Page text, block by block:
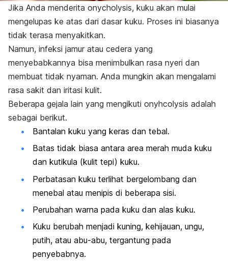
Jika Anda menderita onycholysis, kuku akan mulai
mengelupas ke atas dari dasar kuku. Proses ini biasanya
tidak terasa menyakitkan.
Namun, infeksi jamur atau cedera yang
menyebabkannya bisa menimbulkan rasa nyeri dan
membuat tidak nyaman. Anda mungkin akan mengalami
rasa sakit dan iritasi kulit.
Beberapa gejala lain yang mengikuti onyhcolysis adalah
sebagai berikut.
Bantalan kuku yang keras dan tebal.
Batas tidak biasa antara area merah muda kuku
dan kutikula (kulit tepi) kuku.
Perbatasan kuku terlihat bergelombang dan
menebal atau menipis di beberapa sisi.
Perubahan warna pada kuku dan alas kuku.
Kuku berubah menjadi kuning, kehijauan, ungu,
putih, atau abu-abu, tergantung pada
penyebabnya.